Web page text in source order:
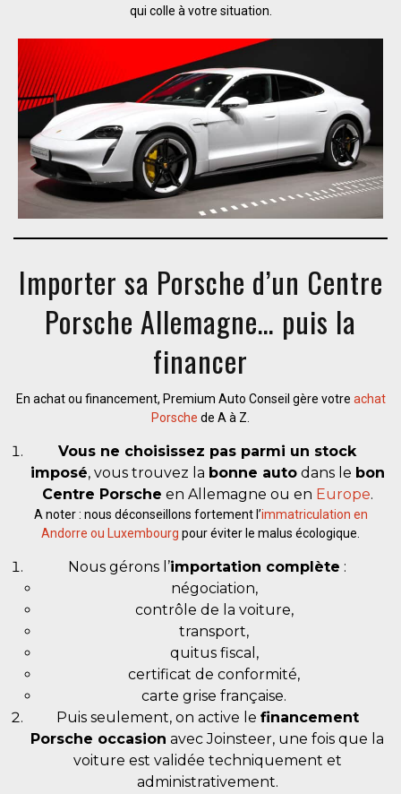
qui colle à votre situation.
Importer sa Porsche d’un Centre
Porsche Allemagne… puis la
financer
En achat ou financement, Premium Auto Conseil gère votre achat
Porsche de A à Z.
Vous ne choisissez pas parmi un stock
imposé, vous trouvez la bonne autodans le bon
Centre Porsche en Allemagne ou en Europe.
A noter : nous déconseillons fortement l’immatriculation en
Andorre ou Luxembourg pour éviter le malus écologique.
Nous gérons l’importation complète :
négociation,
contrôle de la voiture,
transport,
quitus fiscal,
certificat de conformité,
carte grise française.
Puis seulement, on active le financement
Porsche occasion avec Joinsteer, une fois que la
voiture est validée techniquement et
administrativement.